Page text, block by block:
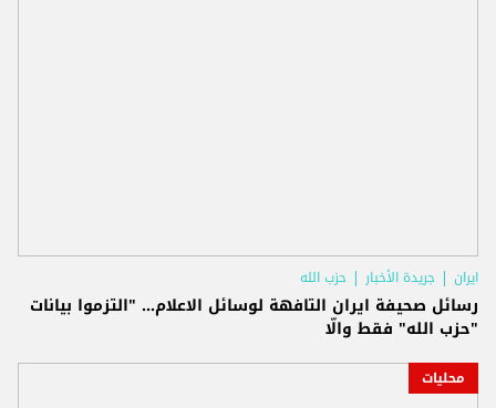
ايران جريدة الأخبار حزب الله
رسائل صحيفة ايران التافهة لوسائل الاعلام... "التزموا بيانات
"حزب الله" فقط والّا
محليات